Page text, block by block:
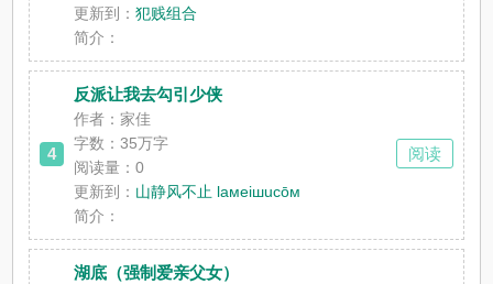
更新到：犯贱组合
简介：
4
反派让我去勾引少侠
作者：家佳
字数：35万字
阅读量：0
更新到： 山静风不止 laмeiшucōм
简介：
阅读
湖底（强制爱亲父女）